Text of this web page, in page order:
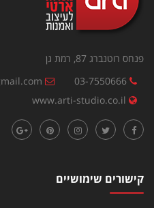
פנחס רוטנברג 87, רמת גן
03-7550666
www.arti-studio.co.il
קישורים שימושיים